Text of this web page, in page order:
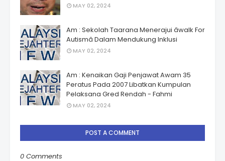
MAY 02, 2024
Am : Sekolah Taarana Menerajui âwalk For
Autismâ Dalam Mendukung Inklusi
MAY 02, 2024
Am : Kenaikan Gaji Penjawat Awam 35
Peratus Pada 2007 Libatkan Kumpulan
Pelaksana Gred Rendah - Fahmi
MAY 02, 2024
POST A COMMENT
0 Comments